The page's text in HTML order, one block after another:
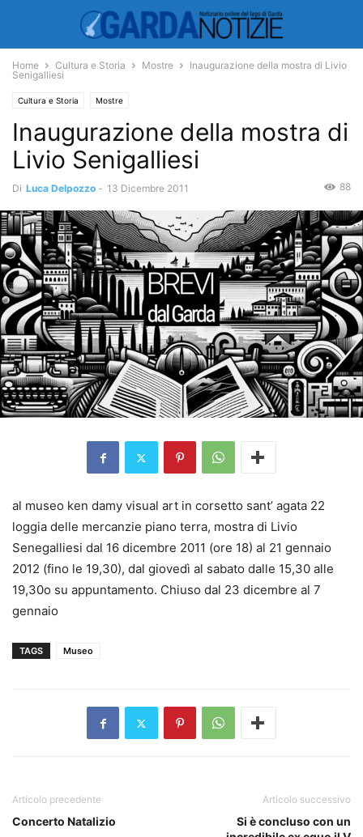
Home Cultura e Storia Mostre
Inaugurazione della mostra di Livio
Senigalliesi
Cultura e Storia Mostre
Inaugurazione della mostra di
Livio Senigalliesi
Di Luca Delpozzo - 13 Dicembre 2011 88
al museo ken damy visual art in corsetto sant’ agata 22
loggia delle mercanzie piano terra, mostra di Livio
Senegalliesi dal 16 dicembre 2011 (ore 18) al 21 gennaio
2012 (fino le 19,30), dal giovedì al sabato dalle 15,30 alle
19,30o su appuntamento. Chiuso dal 23 dicembre al 7
gennaio
TAGS Museo
Articolo precedente
Concerto Natalizio
Articolo successivo
Si è concluso con un